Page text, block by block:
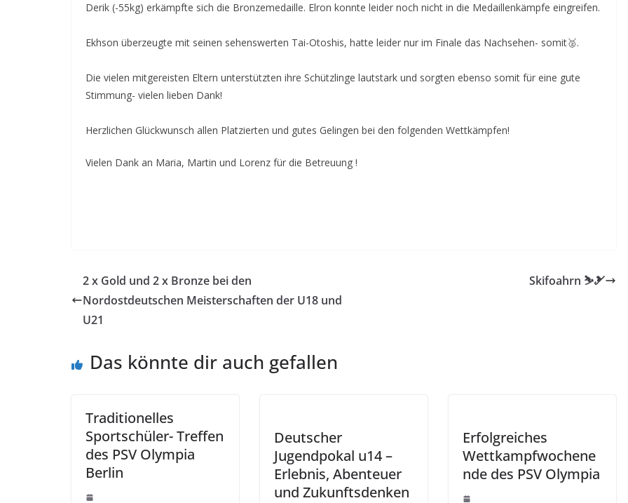
Derik (-55kg) erkämpfte sich die Bronzemedaille. Elron konnte leider noch nicht in die Medaillenkämpfe eingreifen.
Ekhson überzeugte mit seinen sehenswerten Tai-Otoshis, hatte leider nur im Finale das Nachsehen- somit🥈.
Die vielen mitgereisten Eltern unterstützten ihre Schützlinge lautstark und sorgten ebenso somit für eine gute
Stimmung- vielen lieben Dank!
Herzlichen Glückwunsch allen Platzierten und gutes Gelingen bei den folgenden Wettkämpfen!
Vielen Dank an Maria, Martin und Lorenz für die Betreuung !
2 x Gold und 2 x Bronze bei den
Nordostdeutschen Meisterschaften der U18 und
U21
Skifoahrn ⛷🎿
Das könnte dir auch gefallen
Traditionelles
Sportschüler- Treffen
des PSV Olympia
Berlin
Deutscher
Jugendpokal u14 –
Erlebnis, Abenteuer
und Zukunftsdenken
Erfolgreiches
Wettkampfwochene
nde des PSV Olympia